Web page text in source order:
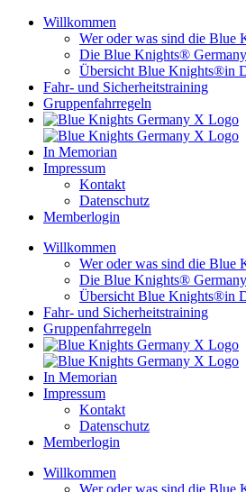
Zum
Willkommen
Wer oder was sind die Blue
Die Blue Knights®
Übersicht Blue Knights®in
Fahr- und Sicherheitstraining
Gruppenfahrregeln
In Memorian
Impressum
Kontakt
Datenschutz
Memberlogin
Willkommen
Wer oder was sind die Blue
Die Blue Knights®
Übersicht Blue Knights®in
Fahr- und Sicherheitstraining
Gruppenfahrregeln
In Memorian
Impressum
Kontakt
Datenschutz
Memberlogin
Willkommen
Wer oder was sind die Blue